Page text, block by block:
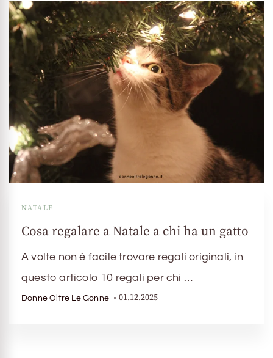
NATALE
Cosa regalare a Natale a chi ha un gatto
A volte non è facile trovare regali originali, in
questo articolo 10 regali per chi …
Donne Oltre Le Gonne 01.12.2025